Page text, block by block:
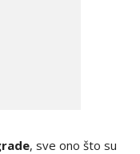
, sve ono što su